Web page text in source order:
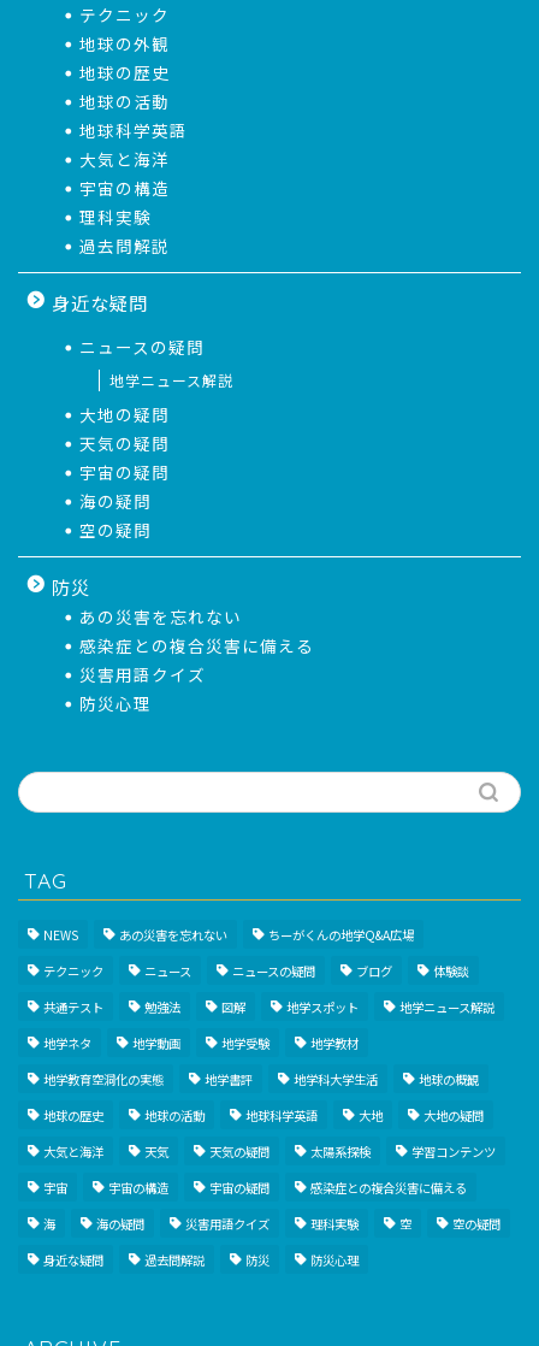
テクニック
地球の外観
地球の歴史
地球の活動
地球科学英語
大気と海洋
宇宙の構造
理科実験
過去問解説
身近な疑問
ニュースの疑問
地学ニュース解説
大地の疑問
天気の疑問
宇宙の疑問
海の疑問
空の疑問
防災
あの災害を忘れない
感染症との複合災害に備える
災害用語クイズ
防災心理
TAG
NEWS あの災害を忘れない
ちーがくんの地学Q&A広場
テクニック
ニュース ニュースの疑問 ブログ
体験談
共通テスト
勉強法 図解 地学スポット
地学ニュース解説
地学ネタ
地学動画 地学受験
地学教材
地学教育空洞化の実態
地学書評 地学科大学生活
地球の概観
地球の歴史
地球の活動 地球科学英語 大地
大地の疑問
大気と海洋
天気 天気の疑問 太陽系探検
学習コンテンツ
宇宙
宇宙の構造 宇宙の疑問
感染症との複合災害に備える
海
海の疑問 災害用語クイズ 理科実験 空
空の疑問
身近な疑問
過去問解説 防災 防災心理